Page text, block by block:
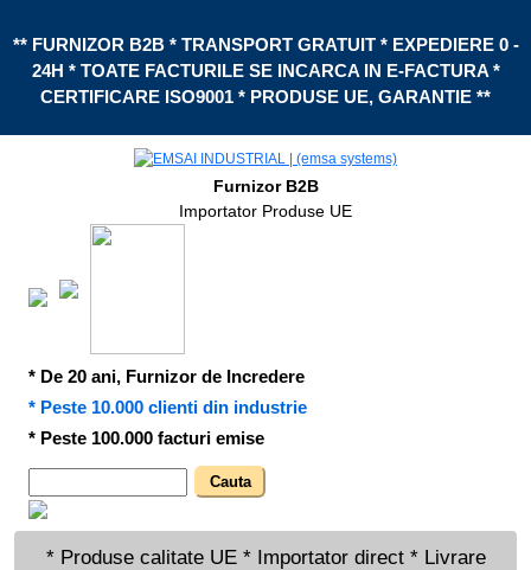
** FURNIZOR B2B * TRANSPORT GRATUIT * EXPEDIERE 0 -
24H * TOATE FACTURILE SE INCARCA IN E-FACTURA *
CERTIFICARE ISO9001 * PRODUSE UE, GARANTIE **
Furnizor B2B
Importator Produse UE
* De 20 ani, Furnizor de Incredere
* Peste 10.000 clienti din industrie
* Peste 100.000 facturi emise
* Produse calitate UE * Importator direct * Livrare